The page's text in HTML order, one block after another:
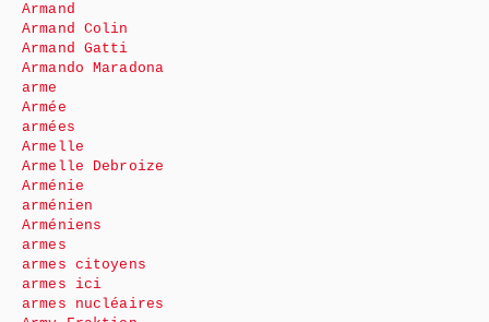
Armand
Armand Colin
Armand Gatti
Armando Maradona
arme
Armée
armées
Armelle
Armelle Debroize
Arménie
arménien
Arméniens
armes
armes citoyens
armes ici
armes nucléaires